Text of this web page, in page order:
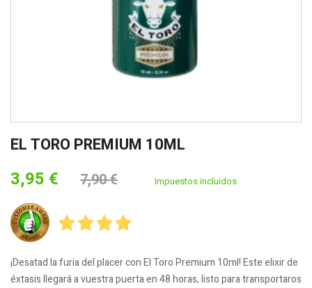
EL TORO PREMIUM 10ML
3,95 € 7,90 € Impuestos incluidos
¡Desatad la furia del placer con El Toro Premium 10ml! Este elixir de
éxtasis llegará a vuestra puerta en 48 horas, listo para transportaros